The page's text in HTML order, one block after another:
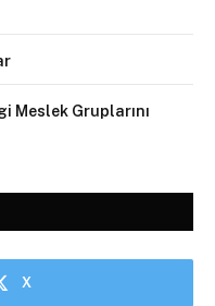
Meslek Gruplarını
X